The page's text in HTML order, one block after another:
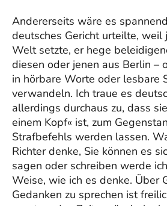
Andererseits wäre es
deutsches Gericht urteilte, weil
Welt setzte, er hege
diesen oder jenen aus Berlin –
in hörbare Worte oder lesbare
verwandeln. Ich traue es
allerdings durchaus zu, dass
einem Kopf« ist, zum
Strafbefehls werden lassen.
Richter denke, Sie können es
sagen oder schreiben werde
Weise, wie ich es denke. Über
Gedanken zu sprechen ist